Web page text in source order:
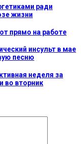
ради
жизни
прямо на работе
инсульт в мае
песню
неделя за
во вторник